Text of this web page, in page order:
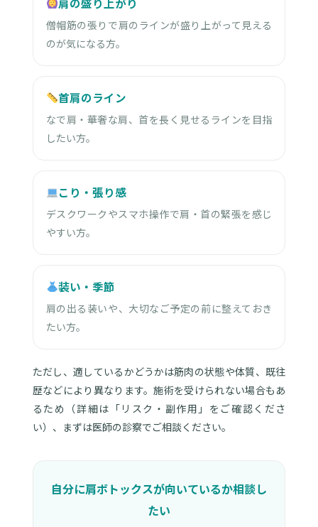
僧帽筋の張りで肩のラインが盛り上がって見える
のが気になる方。
首肩のライン
なで肩・華奢な肩、首を長く見せるラインを目指
したい方。
こり・張り感
デスクワークやスマホ操作で肩・首の緊張を感じ
やすい方。
装い・季節
肩の出る装いや、大切なご予定の前に整えておき
たい方。
ただし、適しているかどうかは筋肉の状態や体質、既往
歴などにより異なります。施術を受けられない場合もあ
るため（詳細は「リスク・副作用」をご確認くださ
い）、まずは医師の診察でご相談ください。
自分に肩ボトックスが向いているか相談し
たい